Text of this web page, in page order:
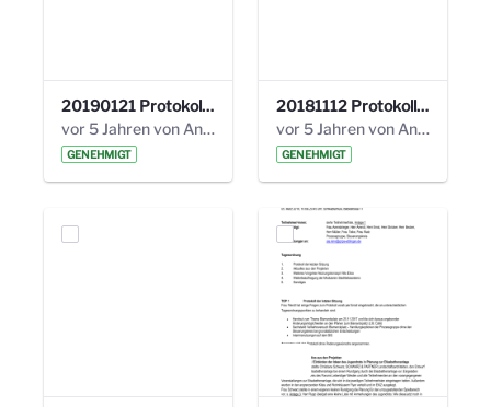
20190121 Protokoll 25. Steuerungskreis.pdf
vor 5 Jahren von Anni Schlumberger
GENEHMIGT
20181112 Protokoll 24. Steuerungskreis.pdf
vor 5 Jahren von Anni Schlumberger
GENEHMIGT